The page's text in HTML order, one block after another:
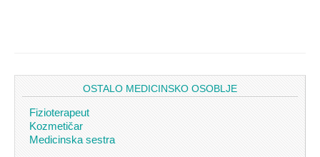
OSTALO MEDICINSKO OSOBLJE
Fizioterapeut
Kozmetičar
Medicinska sestra